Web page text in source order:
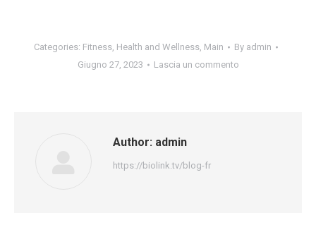
Categories: Fitness, Health and Wellness, Main By admin
Giugno 27, 2023
Lascia un commento
Author: admin
https://biolink.tv/blog-fr